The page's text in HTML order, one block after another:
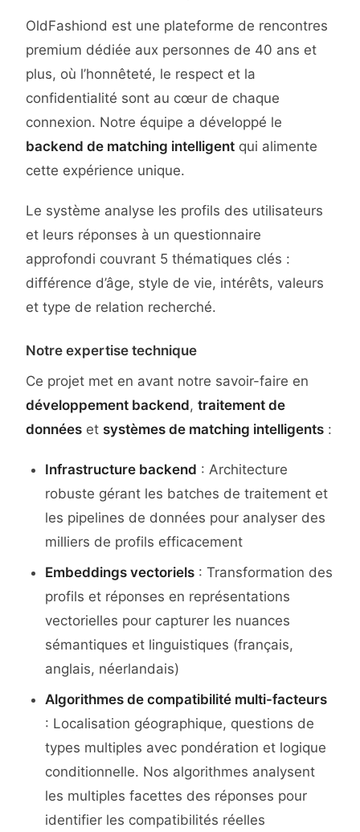
OldFashiond est une plateforme de rencontres
premium dédiée aux personnes de 40 ans et
plus, où l’honnêteté, le respect et la
confidentialité sont au cœur de chaque
connexion. Notre équipe a développé le
backend de matching intelligent qui alimente
cette expérience unique.
Le système analyse les profils des utilisateurs
et leurs réponses à un questionnaire
approfondi couvrant 5 thématiques clés :
différence d’âge, style de vie, intérêts, valeurs
et type de relation recherché.
Notre expertise technique
Ce projet met en avant notre savoir-faire en
développement backend, traitement de
données et systèmes de matching intelligents :
Infrastructure backend : Architecture
robuste gérant les batches de traitement et
les pipelines de données pour analyser des
milliers de profils efficacement
Embeddings vectoriels : Transformation des
profils et réponses en représentations
vectorielles pour capturer les nuances
sémantiques et linguistiques (français,
anglais, néerlandais)
Algorithmes de compatibilité multi-facteurs
: Localisation géographique, questions de
types multiples avec pondération et logique
conditionnelle. Nos algorithmes analysent
les multiples facettes des réponses pour
identifier les compatibilités réelles